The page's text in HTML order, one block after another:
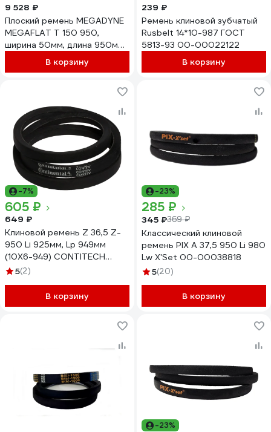
9 528 ₽
Плоский ремень MEGADYNE
MEGAFLAT T 150 950,
ширина 50мм, длина 950мм
50T150950MВ корзину
239 ₽
Ремень клиновой зубчатый
Rusbelt 14*10-987 ГОСТ
5813-93 00-00022122
В корзину
-7%
605 ₽
649 ₽
Клиновой ремень Z 36,5 Z-
950 Li 925мм, Lp 949мм
(10X6-949) CONTITECH
CONTI-V Z36.5CONTI
5(2)
В корзину
-23%
285 ₽
345 ₽369 ₽
Классический клиновой
ремень PIX A 37,5 950 Li 980
Lw X'Set 00-00038818
5(20)
В корзину
-23%